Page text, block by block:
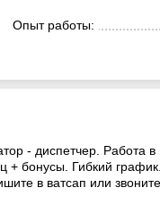
Опыт работы:
- диспетчер. Работа
+ бонусы. Гибкий
в ватсап или